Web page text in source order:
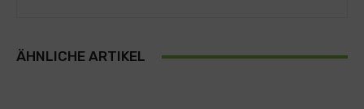
ÄHNLICHE ARTIKEL